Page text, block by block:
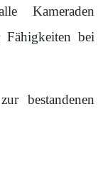
Kameraden
bei
bestandenen